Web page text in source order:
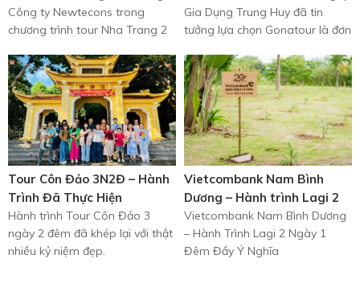
Công ty Newtecons trong
chương trình tour Nha Trang 2
hành trình trọn vẹn ...
Kết Thành Công Với Đoàn
80 Khách
Gia Dụng Trung Huy đã tin
tưởng lựa chọn Gonatour là đơn
lần ...
Tour Côn Đảo 3N2Đ – Hành
Trình Đã Thực Hiện
Hành trình Tour Côn Đảo 3
ngày 2 đêm đã khép lại với thật
nhiều kỷ niệm đẹp.
Vietcombank Nam Bình
Dương – Hành trình Lagi 2
Ngày 1 Đêm: Gắn Kết Gia
Đình, Lan Tỏa Giá Trị Xanh
Vietcombank Nam Bình Dương
– Hành Trình Lagi 2 Ngày 1
Đêm Đầy Ý Nghĩa